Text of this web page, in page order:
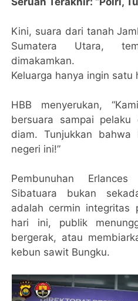
Kini, suara dari tanah
Sumatera Utara,
dimakamkan.
Keluarga hanya ingin satu
HBB menyerukan,
bersuara sampai pelaku
diam. Tunjukkan
negeri ini!”
Pembunuhan
Sibatuara bukan
adalah cermin integritas
hari ini, publik
bergerak, atau
kebun sawit Bungku.